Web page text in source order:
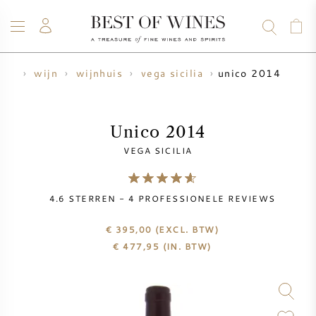
WIJN
NIEUW BINNEN
CHAMPAGNE
WHISKY
RUM
STERKE DRANK
SALE
WHISKY SALE
VOORVERKOOP
UW WIJN VERKOPEN
BLOG
OVER ONS
wijn wijnhuis vega sicilia unico 2014
Unico 2014
VEGA SICILIA
4.6 STERREN - 4 PROFESSIONELE REVIEWS
€ 395,00 (EXCL. BTW)
€ 477,95 (IN. BTW)